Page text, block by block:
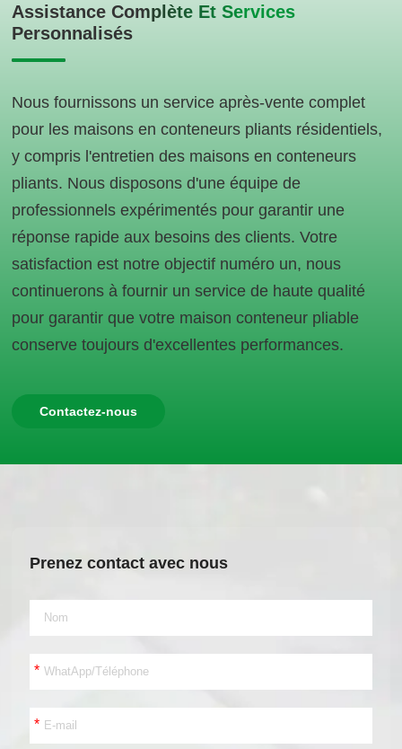
Assistance Complète Et Services
Personnalisés
Nous fournissons un service après-vente complet
pour les maisons en conteneurs pliants résidentiels,
y compris l'entretien des maisons en conteneurs
pliants. Nous disposons d'une équipe de
professionnels expérimentés pour garantir une
réponse rapide aux besoins des clients. Votre
satisfaction est notre objectif numéro un, nous
continuerons à fournir un service de haute qualité
pour garantir que votre maison conteneur pliable
conserve toujours d'excellentes performances.
Contactez-nous
Prenez contact avec nous
*
*